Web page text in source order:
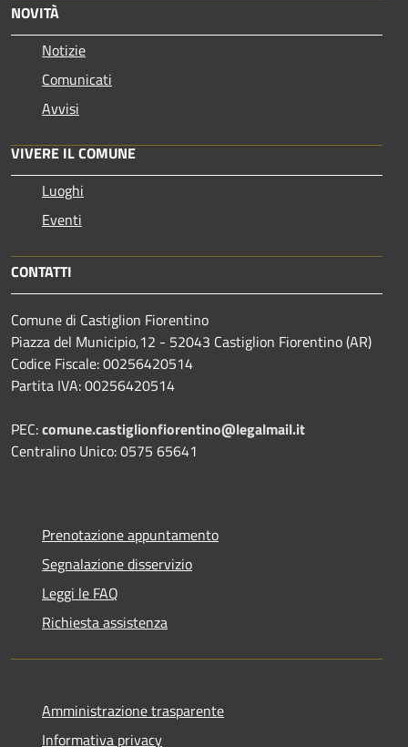
NOVITÀ
Notizie
Comunicati
Avvisi
VIVERE IL COMUNE
Luoghi
Eventi
CONTATTI
Comune di Castiglion Fiorentino
Piazza del Municipio,12 - 52043 Castiglion Fiorentino (AR)
Codice Fiscale: 00256420514
Partita IVA: 00256420514
PEC:comune.castiglionfiorentino@legalmail.it
Centralino Unico: 0575 65641
Prenotazione appuntamento
Segnalazione disservizio
Leggi le FAQ
Richiesta assistenza
Amministrazione trasparente
Informativa privacy